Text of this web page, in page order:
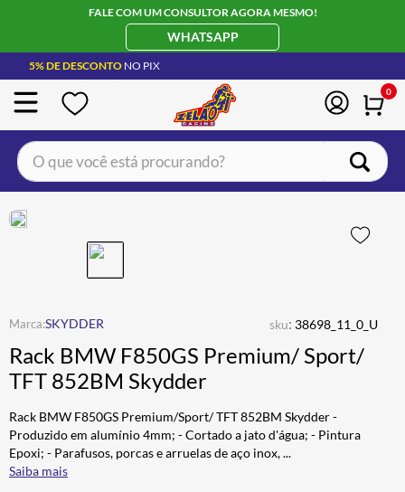
FALE COM UM CONSULTOR AGORA MESMO!
WHATSAPP
5% DE DESCONTO NO PIX
0
O que você está procurando?
SKYDDER sku: 38698_11_0_U
Rack BMW F850GS Premium/ Sport/
TFT 852BM Skydder
Rack BMW F850GS Premium/Sport/ TFT 852BM Skydder -
Produzido em alumínio 4mm; - Cortado a jato d'água; - Pintura
Epoxi; - Parafusos, porcas e arruelas de aço inox,...
Saiba mais
BOTA
4º ÓCULOS SOLAR
5º LUVA
6 ALPINESTAR
7º BAU
8º CALÇA
9º AIROH